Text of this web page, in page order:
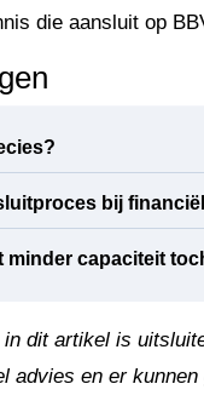
die aansluit op
bij
minder capaciteit
dit artikel is
advies en er